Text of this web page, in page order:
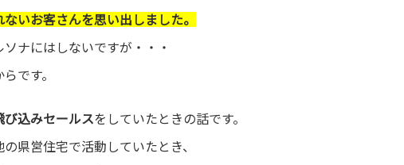
いお客さんを思い出しました。
ソナにはしないですが・・・
です。
込みセールスをしていたときの話です。
県営住宅で活動していたとき、